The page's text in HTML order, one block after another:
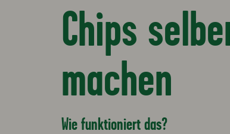
Chips
machen
Wie funktioniert das?